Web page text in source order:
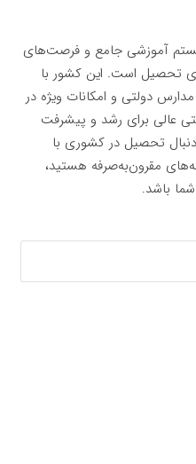
آموزشی جامع و فرصت‌های
تحصیل است. این کشور با
دولتی و امکانات ویژه در
عالی برای رشد و پیشرفت
تحصیل در کشوری با
مقرون‌به‌صرفه هستید،
باشد.